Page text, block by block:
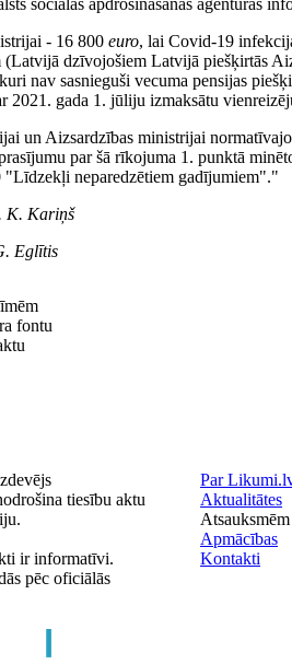
sociālās apdrošināšanas aģentūras
- 16 800 euro, lai Covid-19
(Latvijā dzīvojošiem Latvijā piešķirtās
nav sasnieguši vecuma pensijas
2021. gada 1. jūliju izmaksātu
un Aizsardzības ministrijai
par šā rīkojuma 1. punktā
"Līdzekļi neparedzētiem gadījumiem"."
K. Kariņš
Eglītis
fontu
tiesību aktu
ir informatīvi.
pēc oficiālās
Par
Aktualitātes
Atsauksmēm
Apmācības
Kontakti